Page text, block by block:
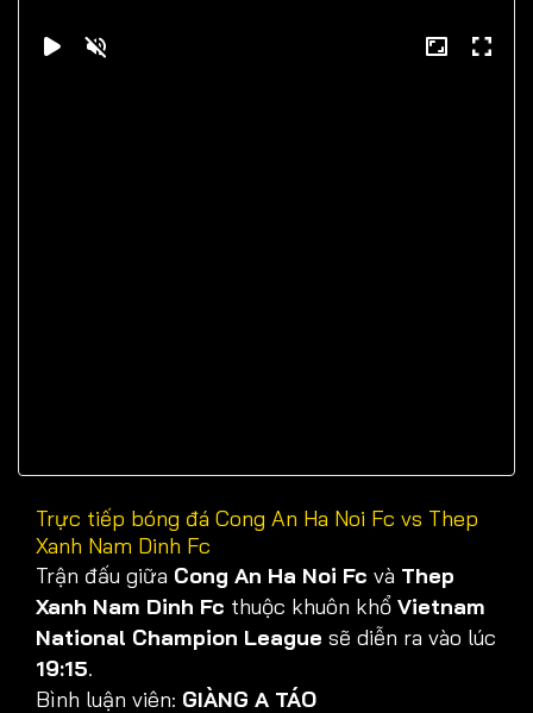
Trực tiếp bóng đá Cong An Ha Noi Fc vs Thep
Xanh Nam Dinh Fc
Trận đấu giữa Cong An Ha Noi Fc và Thep
Xanh Nam Dinh Fc thuộc khuôn khổ Vietnam
National Champion League sẽ diễn ra vào lúc
19:15.
Bình luận viên: GIÀNG A TÁO